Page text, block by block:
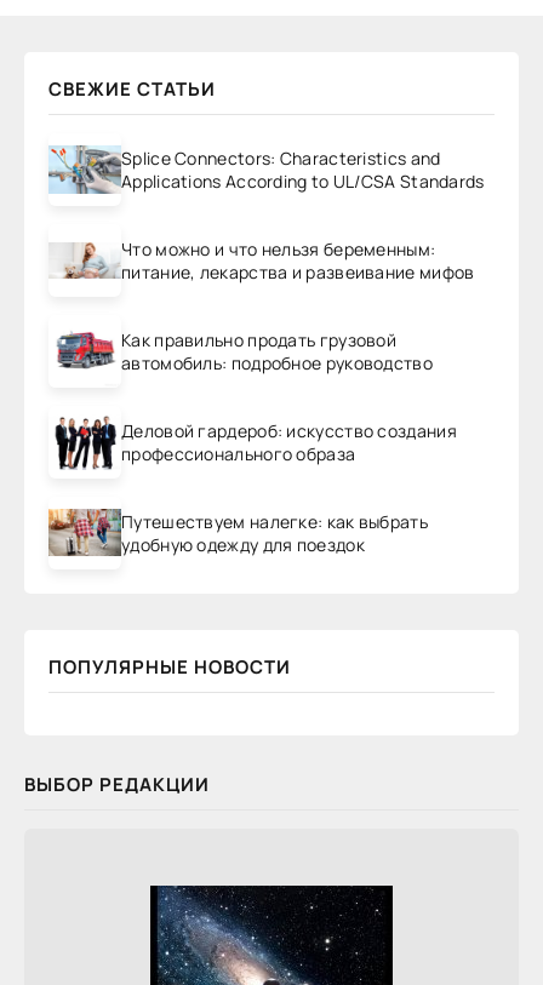
СВЕЖИЕ СТАТЬИ
Splice Connectors: Characteristics and
Applications According to UL/CSA Standards
Что можно и что нельзя беременным:
питание, лекарства и развеивание мифов
Как правильно продать грузовой
автомобиль: подробное руководство
Деловой гардероб: искусство создания
профессионального образа
Путешествуем налегке: как выбрать
удобную одежду для поездок
ПОПУЛЯРНЫЕ НОВОСТИ
ВЫБОР РЕДАКЦИИ